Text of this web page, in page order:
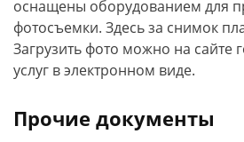
оснащены оборудованием для
фотосъемки. Здесь за снимок
Загрузить фото можно на сайте
услуг в электронном виде.
Прочие документы